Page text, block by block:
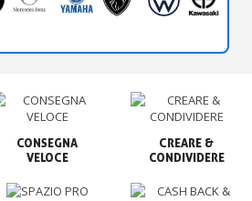
CONSEGNA
VELOCE
CREARE &
CONDIVIDERE